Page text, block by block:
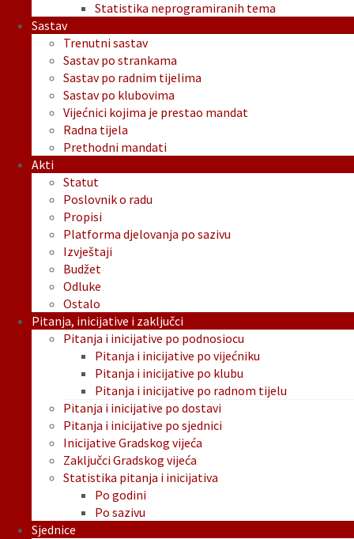
Statistika neprogramiranih tema
Sastav
Trenutni sastav
Sastav po strankama
Sastav po radnim tijelima
Sastav po klubovima
Vijećnici kojima je prestao mandat
Radna tijela
Prethodni mandati
Akti
Statut
Poslovnik o radu
Propisi
Platforma djelovanja po sazivu
Izvještaji
Budžet
Odluke
Ostalo
Pitanja, inicijative i zaključci
Pitanja i inicijative po podnosiocu
Pitanja i inicijative po vijećniku
Pitanja i inicijative po klubu
Pitanja i inicijative po radnom tijelu
Pitanja i inicijative po dostavi
Pitanja i inicijative po sjednici
Inicijative Gradskog vijeća
Zaključci Gradskog vijeća
Statistika pitanja i inicijativa
Po godini
Po sazivu
Sjednice